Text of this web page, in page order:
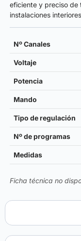
eficiente y preciso de
instalaciones
Nº Canales
Voltaje
Potencia
Mando
Tipo de regulación
Nº de programas
Medidas
Ficha técnica no